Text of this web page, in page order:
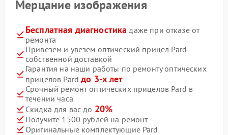
Мерцание изображения
Бесплатная диагностика даже при отказе от
ремонта
Привезем и увезем оптический прицел Pard
собственной доставкой
Гарантия на наши работы по ремонту оптических
прицелов Pardдо 3-х лет
Срочный ремонт оптических прицелов Pard в
течении часа
Скидка для вас до 20%
Получите 1500 рублей на ремонт
Оригинальные комплектующие Pard